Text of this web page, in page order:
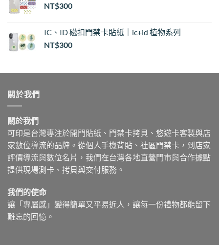
NT$300
IC、ID 磁扣門禁卡貼紙｜ic+id 植物系列
NT$300
關於我們
關於我們
可印是台灣專注於開門貼紙、門禁卡拷貝、悠遊卡客製與店
家數位導流的品牌。從個人手機背貼、社區門禁卡，到店家
評價導流與數位名片，我們在台灣各地直營門市與合作據點
提供現場測卡、拷貝與交付服務。
我們的使命
讓「專屬感」變得簡單又平易近人，讓每一份禮物都能留下
難忘的回憶。